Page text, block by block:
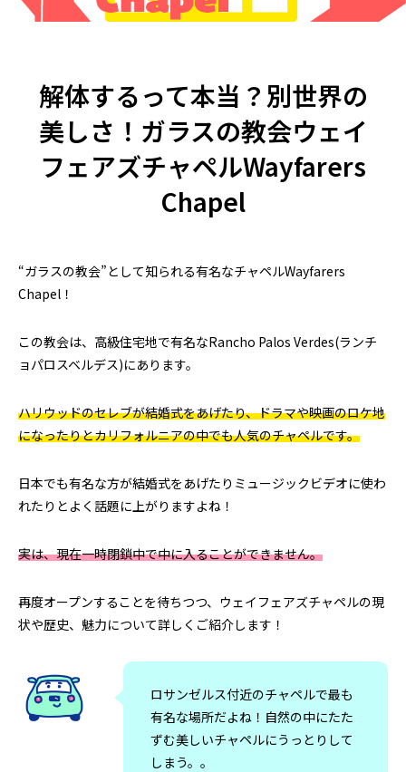
テスラ「Supercharger for Business」
アメリカ 車 リー
米国起業の失敗談｜プリウス30台の貸
2026.08.02
アメリカ起業の
2026.07.25
日清カップヌードルはなぜ世界で売れる
のか｜アラスカで見た日清食品の世界展
開のすごさ
2026.06.30
アラスカのオーロ
の雪山で食べた
解体するって本当？別世界の
美しさ！ガラスの教会ウェイ
フェアズチャペルWayfarers
Chapel
“ガラスの教会”として知られる有名なチャペルWayfarers
Chapel！
この教会は、高級住宅地で有名なRancho Palos Verdes(ランチ
ョパロスベルデス)にあります。
ハリウッドのセレブが結婚式をあげたり、ドラマや映画のロケ地
になったりとカリフォルニアの中でも人気のチャペルです。
日本でも有名な方が結婚式をあげたりミュージックビデオに使わ
れたりとよく話題に上がりますよね！
実は、現在一時閉鎖中で中に入ることができません。
再度オープンすることを待ちつつ、ウェイフェアズチャペルの現
状や歴史、魅力について詳しくご紹介します！
ロサンゼルス付近のチャペルで最も
有名な場所だよね！自然の中にたた
ずむ美しいチャペルにうっとりして
しまう。。